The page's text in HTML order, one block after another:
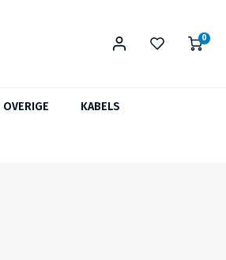
0
OVERIGE KABELS